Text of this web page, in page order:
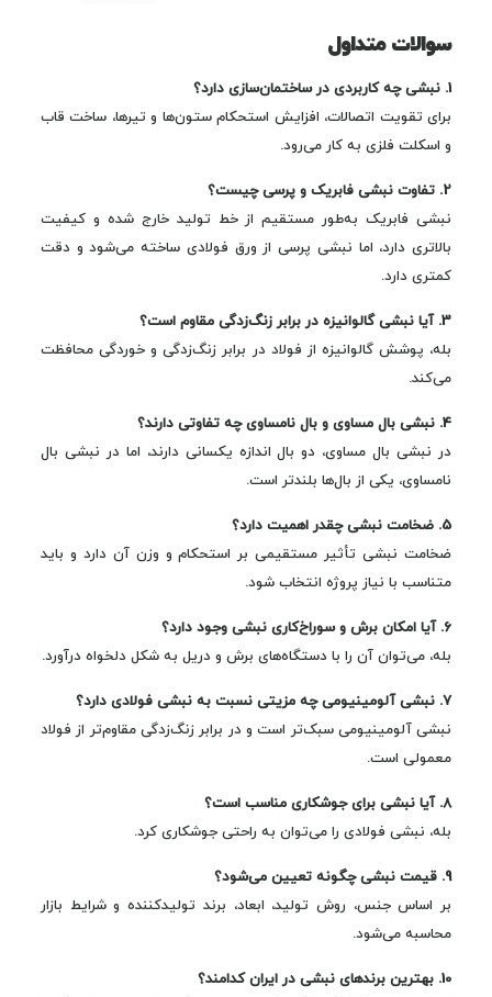
سوالات متداول
1. نبشی چه کاربردی در ساختمان‌سازی دارد؟
برای تقویت اتصالات، افزایش استحکام ستون‌ها و تیرها، ساخت قاب
و اسکلت فلزی به کار می‌رود.
2. تفاوت نبشی فابریک و پرسی چیست؟
نبشی فابریک به‌طور مستقیم از خط تولید خارج شده و کیفیت
بالاتری دارد، اما نبشی پرسی از ورق فولادی ساخته می‌شود و دقت
کمتری دارد.
3. آیا نبشی گالوانیزه در برابر زنگ‌زدگی مقاوم است؟
بله، پوشش گالوانیزه از فولاد در برابر زنگ‌زدگی و خوردگی محافظت
می‌کند.
4. نبشی بال مساوی و بال نامساوی چه تفاوتی دارند؟
در نبشی بال مساوی، دو بال اندازه یکسانی دارند، اما در نبشی بال
نامساوی، یکی از بال‌ها بلندتر است.
5. ضخامت نبشی چقدر اهمیت دارد؟
ضخامت نبشی تأثیر مستقیمی بر استحکام و وزن آن دارد و باید
متناسب با نیاز پروژه انتخاب شود.
6. آیا امکان برش و سوراخ‌کاری نبشی وجود دارد؟
بله، می‌توان آن را با دستگاه‌های برش و دریل به شکل دلخواه درآورد.
7. نبشی آلومینیومی چه مزیتی نسبت به نبشی فولادی دارد؟
نبشی آلومینیومی سبک‌تر است و در برابر زنگ‌زدگی مقاوم‌تر از فولاد
معمولی است.
8. آیا نبشی برای جوشکاری مناسب است؟
بله، نبشی فولادی را می‌توان به راحتی جوشکاری کرد.
9. قیمت نبشی چگونه تعیین می‌شود؟
بر اساس جنس، روش تولید، ابعاد، برند تولیدکننده و شرایط بازار
محاسبه می‌شود.
10. بهترین برندهای نبشی در ایران کدامند؟